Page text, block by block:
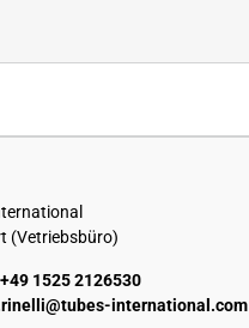
(Vetriebsbüro)
+49 1525 2126530
international.com